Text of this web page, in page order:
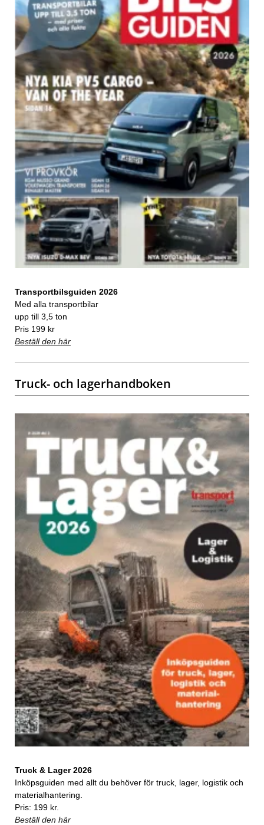
Transportbilsguiden 2026
Med alla transportbilar
upp till 3,5 ton
Pris 199 kr
Beställ den här
Truck- och lagerhandboken
Truck & Lager 2026
Inköpsguiden med allt du behöver för truck, lager, logistik och
materialhantering.
Pris: 199 kr.
Beställ den här